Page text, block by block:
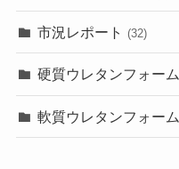
市況レポート (32)
硬質ウレタンフォーム
軟質ウレタンフォーム